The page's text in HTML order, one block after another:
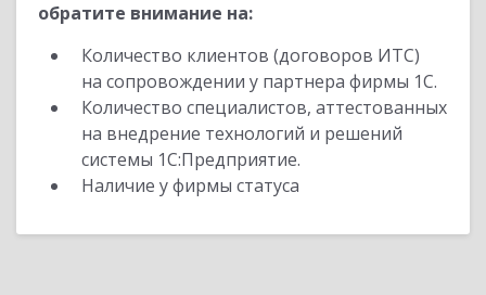
обратите внимание на:
Количество клиентов (договоров ИТС)
на сопровождении у партнера фирмы 1С.
Количество специалистов, аттестованных
на внедрение технологий и решений
системы 1С:Предприятие.
Наличие у фирмы статуса